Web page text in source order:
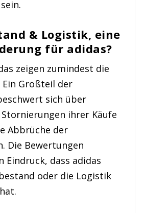
& Logistik, eine
für adidas?
zeigen zumindest die
Ein Großteil der
sich über
ihrer Käufe
Abbrüche der
Die Bewertungen
Eindruck, dass adidas
oder die Logistik